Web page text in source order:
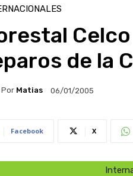
de la
Por Matias 06/01/2005
Facebook X